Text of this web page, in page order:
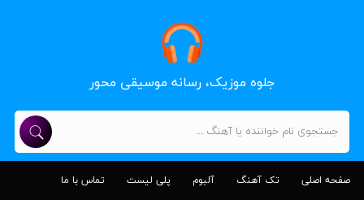
جلوه موزیک، رسانه موسیقی محور
صفحه اصلی تک آهنگ آلبوم پلی لیست تماس با ما